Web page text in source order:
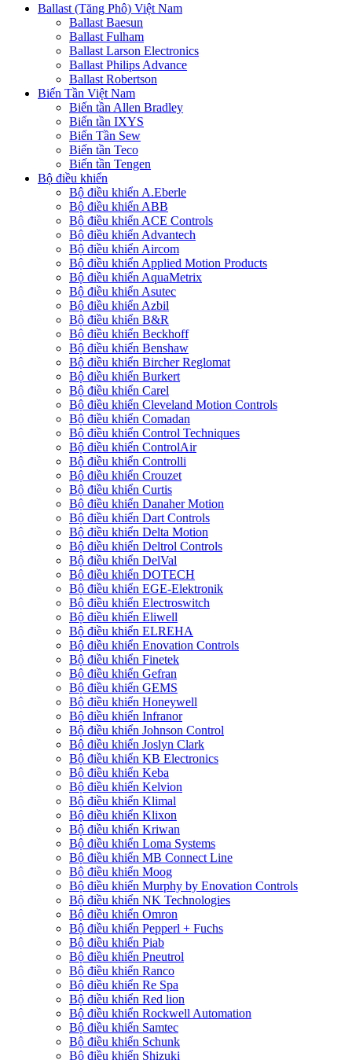
Ballast (Tăng Phô) Việt Nam
Ballast Baesun
Ballast Fulham
Ballast Larson Electronics
Ballast Philips Advance
Ballast Robertson
Biến Tần Việt Nam
Biến tần Allen Bradley
Biến tần IXYS
Biến Tần Sew
Biến tần Teco
Biến tần Tengen
Bộ điều khiển
Bộ điều khiển A.Eberle
Bộ điều khiển ABB
Bộ điều khiển ACE Controls
Bộ điều khiển Advantech
Bộ điều khiển Aircom
Bộ điều khiển Applied Motion Products
Bộ điều khiển AquaMetrix
Bộ điều khiển Asutec
Bộ điều khiển Azbil
Bộ điều khiển B&R
Bộ điều khiển Beckhoff
Bộ điều khiển Benshaw
Bộ điều khiển Bircher Reglomat
Bộ điều khiển Burkert
Bộ điều khiển Carel
Bộ điều khiển Cleveland Motion Controls
Bộ điều khiển Comadan
Bộ điều khiển Control Techniques
Bộ điều khiển ControlAir
Bộ điều khiển Controlli
Bộ điều khiển Crouzet
Bộ điều khiển Curtis
Bộ điều khiển Danaher Motion
Bộ điều khiển Dart Controls
Bộ điều khiển Delta Motion
Bộ điều khiển Deltrol Controls
Bộ điều khiển DelVal
Bộ điều khiển DOTECH
Bộ điều khiển EGE-Elektronik
Bộ điều khiển Electroswitch
Bộ điều khiển Eliwell
Bộ điều khiển ELREHA
Bộ điều khiển Enovation Controls
Bộ điều khiển Finetek
Bộ điều khiển Gefran
Bộ điều khiển GEMS
Bộ điều khiển Honeywell
Bộ điều khiển Infranor
Bộ điều khiển Johnson Control
Bộ điều khiển Joslyn Clark
Bộ điều khiển KB Electronics
Bộ điều khiển Keba
Bộ điều khiển Kelvion
Bộ điều khiển Klimal
Bộ điều khiển Klixon
Bộ điều khiển Kriwan
Bộ điều khiển Loma Systems
Bộ điều khiển MB Connect Line
Bộ điều khiển Moog
Bộ điều khiển Murphy by Enovation Controls
Bộ điều khiển NK Technologies
Bộ điều khiển Omron
Bộ điều khiển Pepperl + Fuchs
Bộ điều khiển Piab
Bộ điều khiển Pneutrol
Bộ điều khiển Ranco
Bộ điều khiển Re Spa
Bộ điều khiển Red lion
Bộ điều khiển Rockwell Automation
Bộ điều khiển Samtec
Bộ điều khiển Schunk
Bộ điều khiển Shizuki